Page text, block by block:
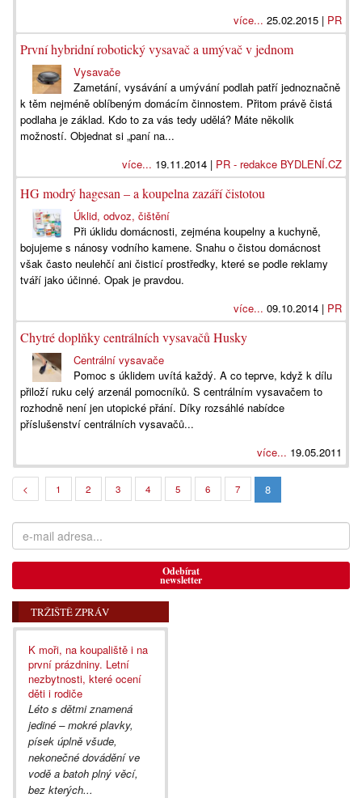
více... 25.02.2015 | PR
První hybridní robotický vysavač a umývač v jednom
Vysavače
Zametání, vysávání a umývání podlah patří jednoznačně
k těm nejméně oblíbeným domácím činnostem. Přitom právě čistá
podlaha je základ. Kdo to za vás tedy udělá? Máte několik
možností. Objednat si „paní na...
více... 19.11.2014 | PR - redakce BYDLENÍ.CZ
HG modrý hagesan – a koupelna zazáří čistotou
Úklid, odvoz, čištění
Při úklidu domácnosti, zejména koupelny a kuchyně,
bojujeme s nánosy vodního kamene. Snahu o čistou domácnost
však často neulehčí ani čisticí prostředky, které se podle reklamy
tváří jako účinné. Opak je pravdou.
více... 09.10.2014 | PR
Chytré doplňky centrálních vysavačů Husky
Centrální vysavače
Pomoc s úklidem uvítá každý. A co teprve, když k dílu
přiloží ruku celý arzenál pomocníků. S centrálním vysavačem to
rozhodně není jen utopické přání. Díky rozsáhlé nabídce
příslušenství centrálních vysavačů...
více... 19.05.2011
< 1 2 3 4 5 6 7 8
Odebírat
newsletter
TRŽIŠTĚ ZPRÁV
K moři, na koupaliště i na
první prázdniny. Letní
nezbytnosti, které ocení
děti i rodiče
Léto s dětmi znamená
jediné – mokré plavky,
písek úplně všude,
nekonečné dovádění ve
vodě a batoh plný věcí,
bez kterých...